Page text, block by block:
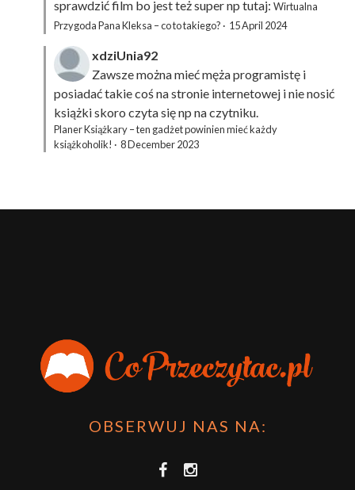
sprawdzić film bo jest też super np tutaj: Wirtualna
Przygoda Pana Kleksa – co to takiego? · 15 April 2024
xdziUnia92
Zawsze można mieć męża programistę i
posiadać takie coś na stronie internetowej i nie nosić
książki skoro czyta się np na czytniku.
Planer Książkary – ten gadżet powinien mieć każdy
książkoholik! · 8 December 2023
OBSERWUJ NAS NA: